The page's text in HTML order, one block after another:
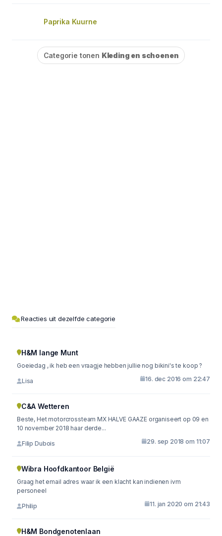
Paprika Kuurne
Categorie tonen Kleding en schoenen
Reacties uit dezelfde categorie
H&M lange Munt
Goeiedag , ik heb een vraagje hebben jullie nog bikini's te koop ?
Lisa 16. dec 2016 om 22:47
C&A Wetteren
Beste, Het motorcrossteam MX HALVE GAAZE organiseert op 09 en
10 november 2018 haar derde...
Filip Dubois 29. sep 2018 om 11:07
Wibra Hoofdkantoor België
Graag het email adres waar ik een klacht kan indienen ivm
personeel
Philip 11. jan 2020 om 21:43
H&M Bondgenotenlaan